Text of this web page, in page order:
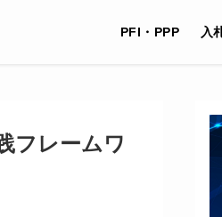
PFI・PPP 入
フレームワ